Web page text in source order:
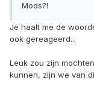
Mods?!
Je haalt me de
ook gereageerd...
Leuk zou zijn
kunnen, zijn we van